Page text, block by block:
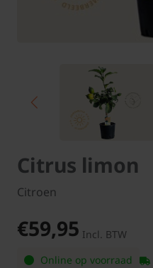
Citrus limon
Citroen
€59,95 Incl. BTW
Online op voorraad